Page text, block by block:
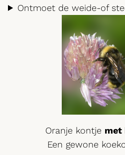
Ontmoet de weide-of
Oranje kontje met
Een gewone